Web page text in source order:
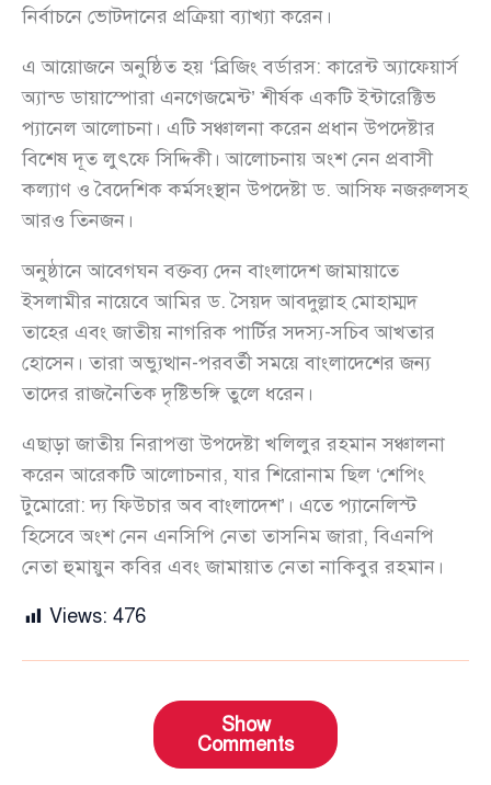
নির্বাচনে ভোটদানের প্রক্রিয়া ব্যাখ্যা করেন।
এ আয়োজনে অনুষ্ঠিত হয় ‘ব্রিজিং বর্ডারস: কারেন্ট অ্যাফেয়ার্স
অ্যান্ড ডায়াস্পোরা এনগেজমেন্ট’ শীর্ষক একটি ইন্টারেক্টিভ
প্যানেল আলোচনা। এটি সঞ্চালনা করেন প্রধান উপদেষ্টার
বিশেষ দূত লুৎফে সিদ্দিকী। আলোচনায় অংশ নেন প্রবাসী
কল্যাণ ও বৈদেশিক কর্মসংস্থান উপদেষ্টা ড. আসিফ নজরুলসহ
আরও তিনজন।
অনুষ্ঠানে আবেগঘন বক্তব্য দেন বাংলাদেশ জামায়াতে
ইসলামীর নায়েবে আমির ড. সৈয়দ আবদুল্লাহ মোহাম্মদ
তাহের এবং জাতীয় নাগরিক পার্টির সদস্য-সচিব আখতার
হোসেন। তারা অভ্যুত্থান-পরবর্তী সময়ে বাংলাদেশের জন্য
তাদের রাজনৈতিক দৃষ্টিভঙ্গি তুলে ধরেন।
এছাড়া জাতীয় নিরাপত্তা উপদেষ্টা খলিলুর রহমান সঞ্চালনা
করেন আরেকটি আলোচনার, যার শিরোনাম ছিল ‘শেপিং
টুমোরো: দ্য ফিউচার অব বাংলাদেশ’। এতে প্যানেলিস্ট
হিসেবে অংশ নেন এনসিপি নেতা তাসনিম জারা, বিএনপি
নেতা হুমায়ুন কবির এবং জামায়াত নেতা নাকিবুর রহমান।
Views: 476
Show
Comments